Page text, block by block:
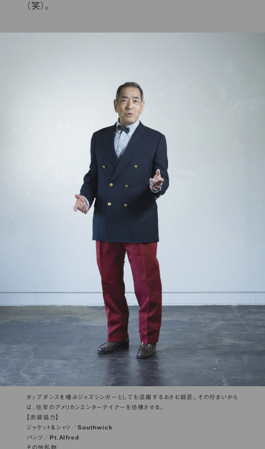
（笑）。
タップダンスを嗜みジャズシンガーとしても活躍するおさむ師匠。その佇まいから
は、往年のアメリカンエンターテイナーを彷彿させる。
【衣装協力】
ジャケット＆シャツ／Southwick
パンツ／ Pt.Alfred
その他私物